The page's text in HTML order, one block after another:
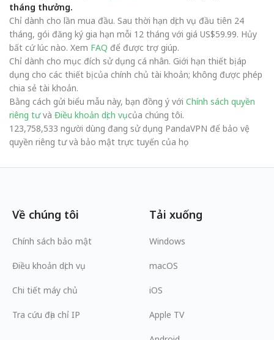
tháng thưởng.
Chỉ dành cho lần mua đầu. Sau thời hạn dịch vụ đầu tiên 24
tháng, gói đăng ký gia hạn mỗi 12 tháng với giá US$59.99. Hủy
bất cứ lúc nào. Xem FAQ để được trợ giúp.
Chỉ dành cho mục đích sử dụng cá nhân. Giới hạn thiết bị áp
dụng cho các thiết bị của chính chủ tài khoản; không được phép
chia sẻ tài khoản.
Bằng cách gửi biểu mẫu này, bạn đồng ý với Chính sách quyền
riêng tưvà Điều khoản dịch vụcủa chúng tôi.
123,758,533 người dùng đang sử dụng PandaVPN để bảo vệ
quyền riêng tư và bảo mật trực tuyến của họ
Về chúng tôi
Chính sách bảo mật
Điều khoản dịch vụ
Chi tiết máy chủ
Tra cứu địa chỉ IP
Tải xuống
Windows
macOS
iOS
Apple TV